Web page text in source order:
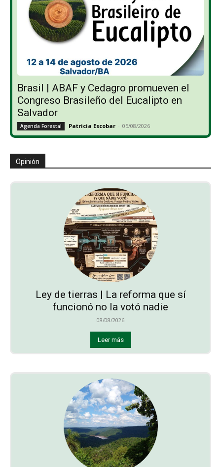
Brasil | ABAF y Cedagro promueven el
Congreso Brasileño del Eucalipto en
Salvador
Agenda Forestal Patricia Escobar - 05/08/2026
Opinión
Ley de tierras | La reforma que sí
funcionó no la votó nadie
08/08/2026
Leer más